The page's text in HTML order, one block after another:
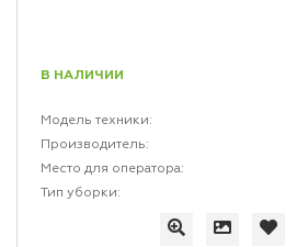
В НАЛИЧИИ
Модель техники:
Производитель:
Место для оператора:
Тип уборки: